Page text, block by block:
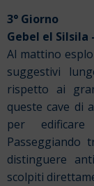
3° Giorno
Gebel el Silsila
Al mattino
suggestivi
rispetto ai
queste cave di
per edificare
Passeggiando
distinguere
scolpiti